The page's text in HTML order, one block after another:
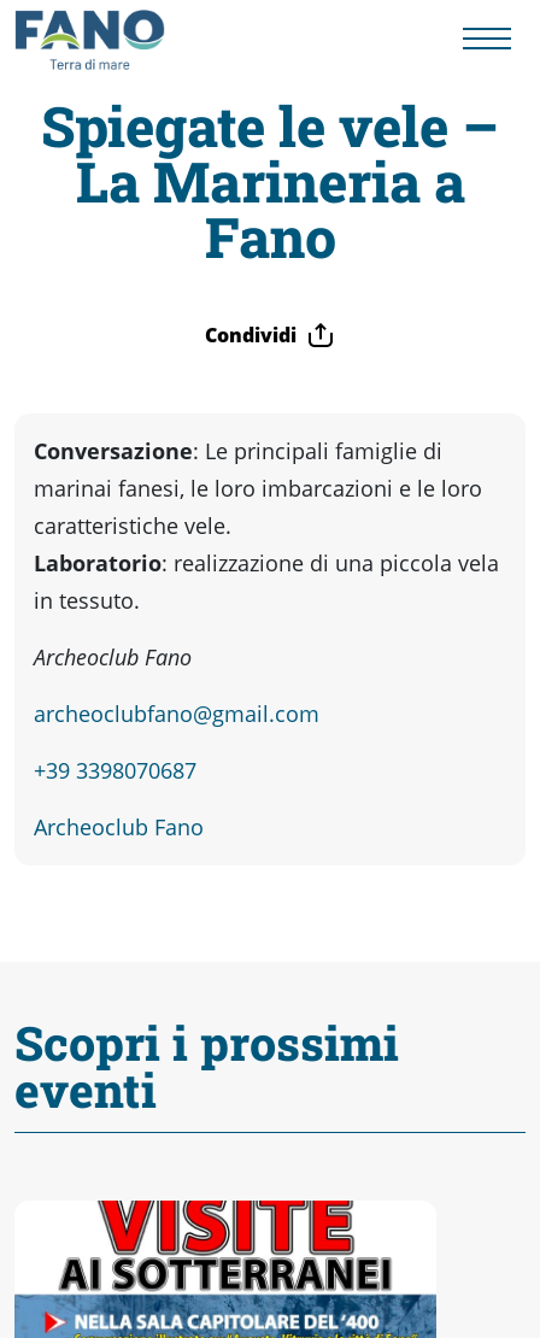
Fano
da
fare
storici
Enogastronomia
Fano
Accessibili
Spiegate le vele –
La Marineria a
Fano
Condividi
Conversazione: Le principali famiglie di
marinai fanesi, le loro imbarcazioni e le loro
caratteristiche vele.
Laboratorio: realizzazione di una piccola vela
in tessuto.
Archeoclub Fano
archeoclubfano@gmail.com
+39 3398070687
Archeoclub Fano
Scopri i prossimi
eventi